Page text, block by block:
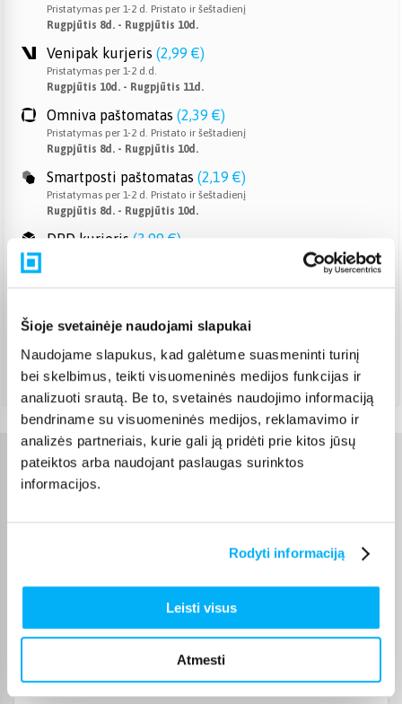
Šioje svetainėje naudojami slapukai
Naudojame slapukus, kad galėtume suasmeninti turinį
bei skelbimus, teikti visuomeninės medijos funkcijas ir
analizuoti srautą. Be to, svetainės naudojimo informaciją
bendriname su visuomeninės medijos, reklamavimo ir
analizės partneriais, kurie gali ją pridėti prie kitos jūsų
pateiktos arba naudojant paslaugas surinktos
informacijos.
Rodyti informaciją
Leisti visus
Atmesti
Pristatymas per 1-2 d. Pristato ir šeštadienį
Rugpjūtis 8d. - Rugpjūtis 10d.
Venipak kurjeris (2,99 €)
Pristatymas per 1-2 d.d.
Rugpjūtis 10d. - Rugpjūtis 11d.
Omniva paštomatas (2,39 €)
Pristatymas per 1-2 d. Pristato ir šeštadienį
Rugpjūtis 8d. - Rugpjūtis 10d.
Smartposti paštomatas (2,19 €)
Pristatymas per 1-2 d. Pristato ir šeštadienį
Rugpjūtis 8d. - Rugpjūtis 10d.
DPD kurjeris (3,99 €)
Pristatymas per 1-2 d. Pristato ir šeštadienį
Rugpjūtis 8d. - Rugpjūtis 10d.
Atsiėmimas Veiverių g. 171, Kaunas (1,99 €)
Rugpjūtis 10d. - Rugpjūtis 11d.
Charakteristikos
Gamintojas LEGO
reikalavimus žaislams. CE
žymą rasite ant pakuotės.
importuotojo rekvizitus
ateičiai. Jie nurodyti ant